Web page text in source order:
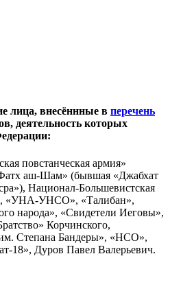
лица, внесённные в перечень
деятельность которых
повстанческая армия»
аш-Шам» (бывшая «Джабхат
Национал-Большевистская
«УНА-УНСО», «Талибан»,
народа», «Свидетели Иеговы»,
Корчинского,
Степана Бандеры», «НСО»,
18», Дуров Павел Валерьевич.